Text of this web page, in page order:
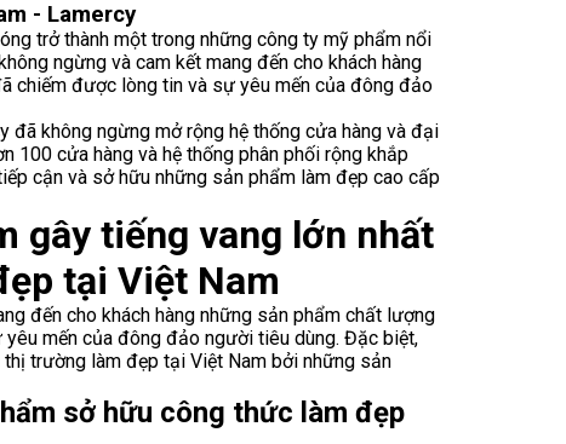
- Lamercy
trở thành một trong những công ty mỹ phẩm nổi
ngừng và cam kết mang đến cho khách hàng
chiếm được lòng tin và sự yêu mến của đông đảo
đã không ngừng mở rộng hệ thống cửa hàng và đại
100 cửa hàng và hệ thống phân phối rộng khắp
cận và sở hữu những sản phẩm làm đẹp cao cấp
gây tiếng vang lớn nhất
tại Việt Nam
đến cho khách hàng những sản phẩm chất lượng
mến của đông đảo người tiêu dùng. Đặc biệt,
trường làm đẹp tại Việt Nam bởi những sản
sở hữu công thức làm đẹp
your page
on Facebook
on Linkedin
on WhatsApp
on Email
page